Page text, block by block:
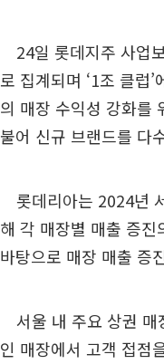
24일 롯데지주 사업
로 집계되며 ‘1조 클럽
의 매장 수익성 강화를
불어 신규 브랜드를 다
롯데리아는 2024년
해 각 매장별 매출 증진
바탕으로 매장 매출 증
서울 내 주요 상권 매
인 매장에서 고객 접점